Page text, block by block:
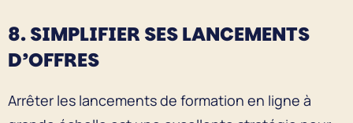
8. SIMPLIFIER SES LANCEMENTS
D’OFFRES
Arrêter les lancements de formation en ligne à